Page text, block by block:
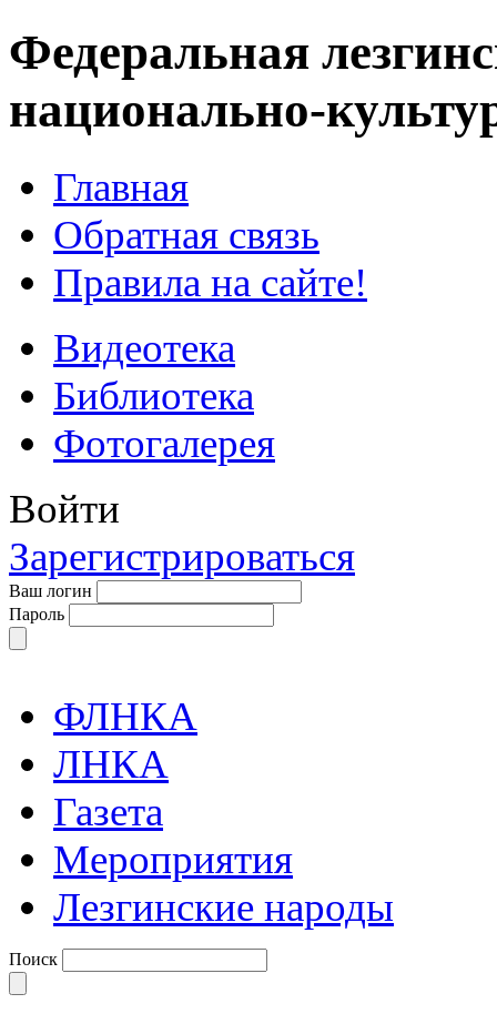
Федеральная
национально-
Главная
Обратная связь
Правила на сайте!
Видеотека
Библиотека
Фотогалерея
Войти
Зарегистрироваться
Ваш логин
Пароль
ФЛНКА
ЛНКА
Газета
Мероприятия
Лезгинские народы
Поиск